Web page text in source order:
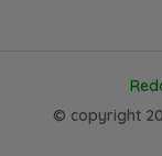
© copyright